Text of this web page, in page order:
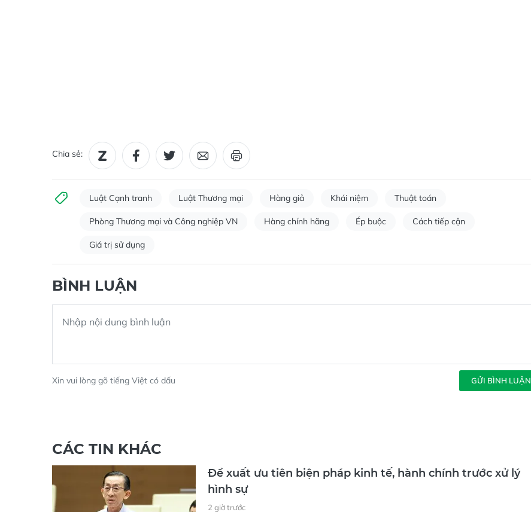
Chia sẻ:
Luật Cạnh tranh Luật Thương mại Hàng giả Khái niệm Thuật toán
Phòng Thương mại và Công nghiệp VN Hàng chính hãng Ép buộc Cách tiếp cận
Giá trị sử dụng
BÌNH LUẬN
Xin vui lòng gõ tiếng Việt có dấu GỬI BÌNH LUẬN
CÁC TIN KHÁC
Đề xuất ưu tiên biện pháp kinh tế, hành chính trước xử lý
hình sự